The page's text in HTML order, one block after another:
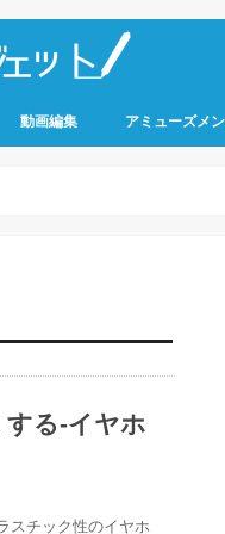
動画編集 アミューズメ
る-イヤホ
スチック性のイヤホ